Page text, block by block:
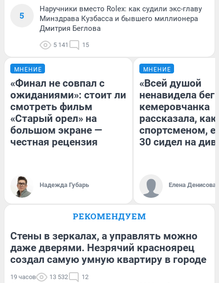
5
Наручники вместо Rolex: как судили экс-главу
Минздрава Кузбасса и бывшего миллионера
Дмитрия Беглова
5 141 15
МНЕНИЕ
«Финал не совпал с
ожиданиями»: стоит ли
смотреть фильм
«Старый орел» на
большом экране —
честная рецензия
Надежда Губарь
МНЕНИЕ
«Всей душой
ненавидела
кемеровчанка
рассказала, как
спортсменом,
30 сидел на
Елена Денисова
РЕКОМЕНДУЕМ
Стены в зеркалах, а управлять можно
даже дверями. Незрячий красноярец
создал самую умную квартиру в городе
19 часов 13 532 12